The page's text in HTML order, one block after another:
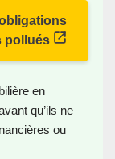
pollués
en
qu’ils ne
ou